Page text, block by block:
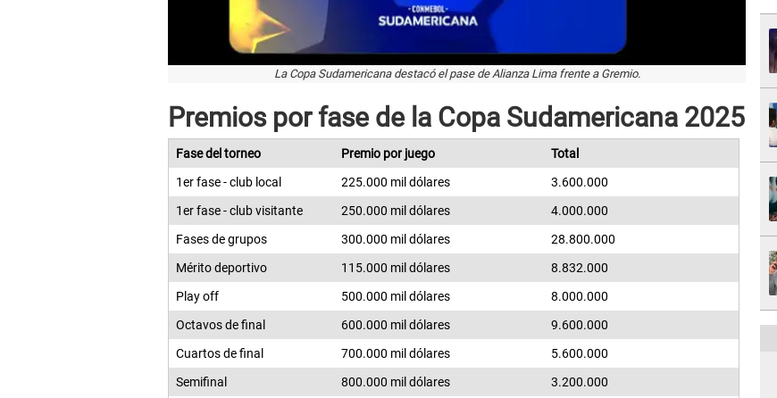
La Copa Sudamericana destacó el pase de Alianza Lima frente a Gremio.
Premios por fase de la Copa Sudamericana 2025
Fase del torneo Premio por juego
Total
1er fase - club local
225.000 mil dólares
3.600.000
1er fase - club visitante
250.000 mil dólares
4.000.000
Fases de grupos
300.000 mil dólares
28.800.000
Mérito deportivo
115.000 mil dólares
8.832.000
Play off
500.000 mil dólares
8.000.000
Octavos de final
600.000 mil dólares
9.600.000
Cuartos de final
700.000 mil dólares
5.600.000
Semifinal
800.000 mil dólares 3.200.000